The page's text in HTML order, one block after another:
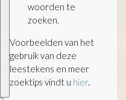
woorden te
zoeken.
Voorbeelden van het
gebruik van deze
leestekens en meer
zoektips vindt u hier.